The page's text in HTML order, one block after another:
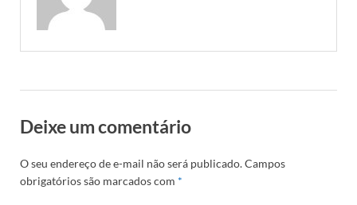
Deixe um comentário
O seu endereço de e-mail não será publicado.Campos
obrigatórios são marcados com *